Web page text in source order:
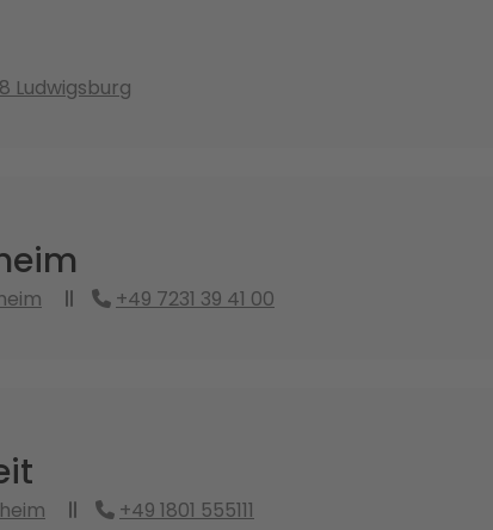
Ludwigsburg
+49 7231 39 41 00
+49 1801 555111